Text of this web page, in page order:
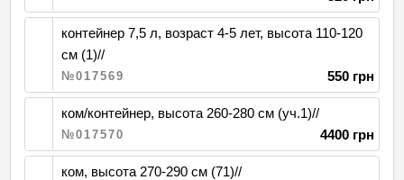
контейнер 7,5 л, возраст 4-5 лет, высота 110-120
см (1)//
№017569 550 грн
ком/контейнер, высота 260-280 см (уч.1)//
№017570 4400 грн
ком, высота 270-290 см (71)//